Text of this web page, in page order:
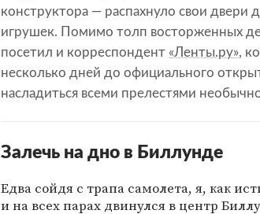
конструктора — распахнуло свои двери
игрушек. Помимо толп восторженных
посетил и корреспондент «Ленты.ру»,
несколько дней до официального
насладиться всеми прелестями
Залечь на дно в Биллунде
Едва сойдя с трапа самолета, я, как
и на всех парах двинулся в центр